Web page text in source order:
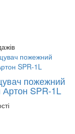
пожежний
Артон SPR-1L